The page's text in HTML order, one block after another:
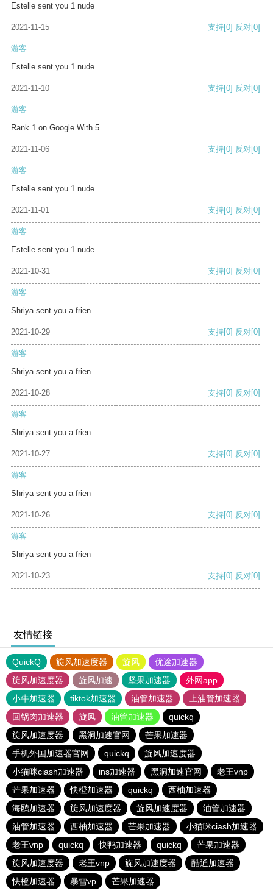
Estelle sent you 1 nude
2021-11-15 支持[0] 反对[0]
游客
Estelle sent you 1 nude
2021-11-10 支持[0] 反对[0]
游客
Rank 1 on Google With 5
2021-11-06 支持[0] 反对[0]
游客
Estelle sent you 1 nude
2021-11-01 支持[0] 反对[0]
游客
Estelle sent you 1 nude
2021-10-31 支持[0] 反对[0]
游客
Shriya sent you a frien
2021-10-29 支持[0] 反对[0]
游客
Shriya sent you a frien
2021-10-28 支持[0] 反对[0]
游客
Shriya sent you a frien
2021-10-27 支持[0] 反对[0]
游客
Shriya sent you a frien
2021-10-26 支持[0] 反对[0]
游客
Shriya sent you a frien
2021-10-23 支持[0] 反对[0]
友情链接
QuickQ 旋风加速度器 旋风
优途加速器
旋风加速度器
旋风加速 坚果加速器
外网app
小牛加速器
tiktok加速器 油管加速器
上油管加速器
回锅肉加速器
旋风 油管加速器
quickq
旋风加速度器
黑洞加速官网
芒果加速器
手机外国加速器官网
quickq
旋风加速度器
小猫咪ciash加速器
ins加速器 黑洞加速官网
老王vnp
芒果加速器
快橙加速器 quickq
西柚加速器
海鸥加速器
旋风加速度器 旋风加速度器
油管加速器
油管加速器
西柚加速器 芒果加速器
小猫咪ciash加速器
老王vnp
quickq 快鸭加速器 quickq
芒果加速器
旋风加速度器
老王vnp 旋风加速度器
酷通加速器
快橙加速器
暴雪vp 芒果加速器